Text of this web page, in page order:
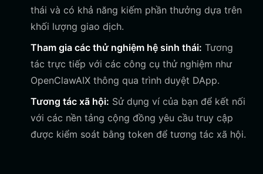
thái và có khả năng kiếm phần thưởng dựa trên
khối lượng giao dịch.
Tham gia các thử nghiệm hệ sinh thái: Tương
tác trực tiếp với các công cụ thử nghiệm như
OpenClawAIX thông qua trình duyệt DApp.
Tương tác xã hội: Sử dụng ví của bạn để kết nối
với các nền tảng cộng đồng yêu cầu truy cập
được kiểm soát bằng token để tương tác xã hội.